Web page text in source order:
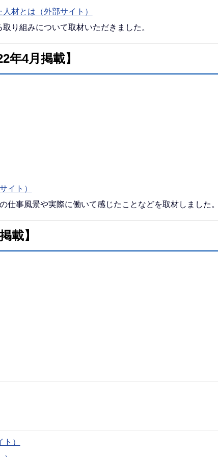
材とは（外部サイト）
り組みについて取材いただきました。
4月掲載】
イト）
仕事風景や実際に働いて感じたことなどを取材しました
載】
）